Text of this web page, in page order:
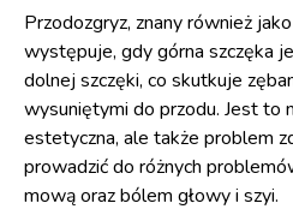
Przodozgryz, znany również
występuje, gdy górna szczęka
dolnej szczęki, co skutkuje
wysuniętymi do przodu. Jest to
estetyczna, ale także problem
prowadzić do różnych
mową oraz bólem głowy i szyi.